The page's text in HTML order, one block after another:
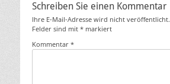
Schreiben Sie einen Kommentar
Ihre E-Mail-Adresse wird nicht veröffentlicht.
Felder sind mit * markiert
Kommentar *